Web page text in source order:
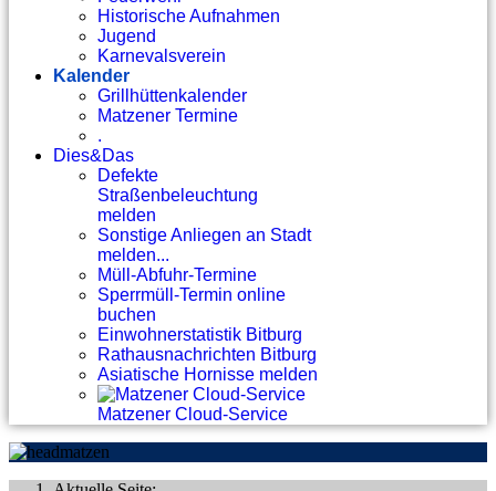
Historische Aufnahmen
Jugend
Karnevalsverein
Kalender
Grillhüttenkalender
Matzener Termine
.
Dies&Das
Defekte
Straßenbeleuchtung
melden
Sonstige Anliegen an Stadt
melden...
Müll-Abfuhr-Termine
Sperrmüll-Termin online
buchen
Einwohnerstatistik Bitburg
Rathausnachrichten Bitburg
Asiatische Hornisse melden
Matzener Cloud-Service